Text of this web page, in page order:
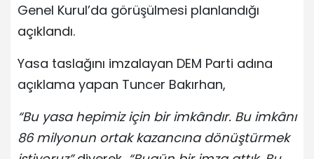
Genel Kurul’da görüşülmesi planlandığı
açıklandı.
Yasa taslağını imzalayan DEM Parti adına
açıklama yapan Tuncer Bakırhan,
“Bu yasa hepimiz için bir imkândır. Bu imkânı
86 milyonun ortak kazancına dönüştürmek